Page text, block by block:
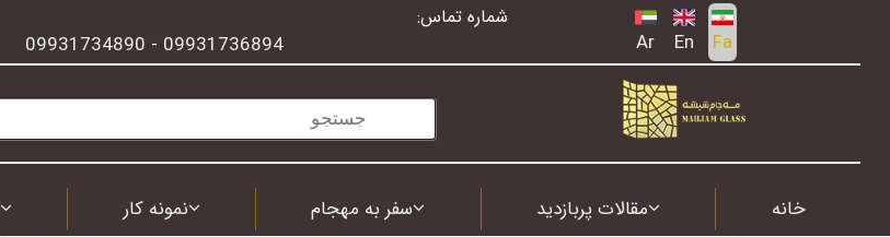
Fa
En
Ar
شماره تماس:
09931736894
-
09931734890
خانه مقالات پربازدید سفر به مهجام نمونه کار